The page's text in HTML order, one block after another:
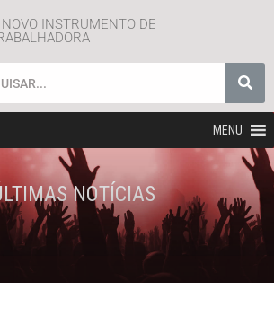
INSTRUMENTO DE
MENU
NOTÍCIAS